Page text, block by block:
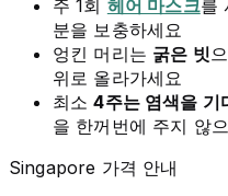
주 1회 헤어 마스크를
분을 보충하세요
엉킨 머리는 굵은 빗
위로 올라가세요
최소4주는 염색을 기
을 한꺼번에 주지 않
Singapore 가격 안내